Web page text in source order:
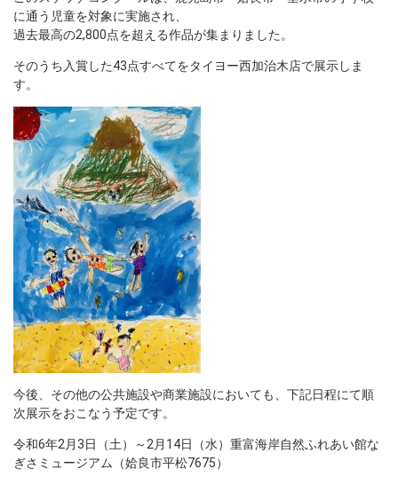
に通う児童を対象に実施され、
過去最高の2,800点を超える作品が集まりました。
そのうち入賞した43点すべてをタイヨー西加治木店で展示しま
す。
今後、その他の公共施設や商業施設においても、下記日程にて順
次展示をおこなう予定です。
令和6年2月3日（土）～2月14日（水）重富海岸自然ふれあい館な
ぎさミュージアム（姶良市平松7675）